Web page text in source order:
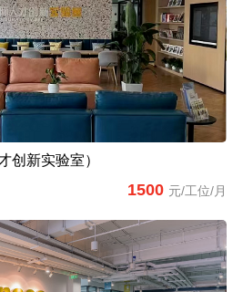
创新实验室）
1500 元/工位/月